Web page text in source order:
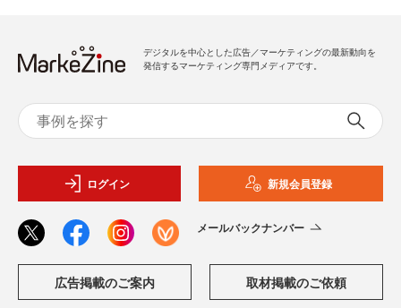
デジタルを中心とした広告／マーケティングの最新動向を
発信するマーケティング専門メディアです。
ログイン 新規会員登録
メールバックナンバー
広告掲載のご案内 取材掲載のご依頼